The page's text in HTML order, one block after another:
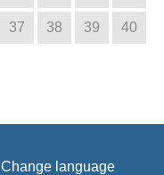
37 38 39 40
Change language